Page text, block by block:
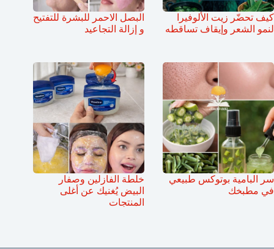
كيف تحضّر زيت الألوفيرا
لنمو الشعر وإيقاف تساقطه
البصل الاحمر للبشرة للتفتيح
و إزالة التجاعيد
سر البامية بوتوكس طبيعي
في مطبخك
خلطة الفازلين وصفار
البيض يُغنيك عن أغلى
المنتجات